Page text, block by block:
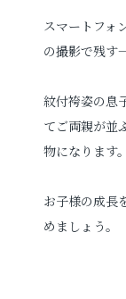
スマートフォ
の撮影で残す
紋付袴姿の息
てご両親が並
物になります。
お子様の成長
めましょう。